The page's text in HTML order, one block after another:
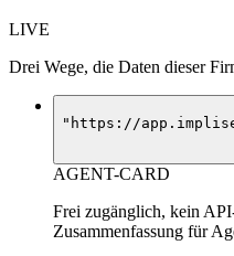
LIVE
Drei Wege, die Daten dieser
"https://
AGENT-CARD
Frei zugänglich, kein
Zusammenfassung für